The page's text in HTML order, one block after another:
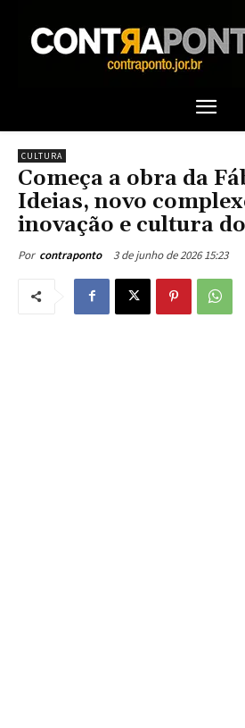
CULTURA
Começa a obra da
Ideias, novo
inovação e cultura
Por contraponto 3 de junho de 2026 15:23